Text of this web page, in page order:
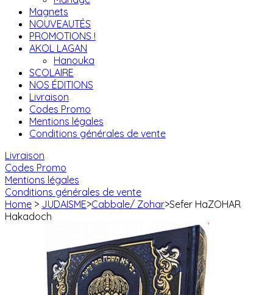
Magnets
NOUVEAUTÉS
PROMOTIONS !
AKOL LAGAN
Hanouka
SCOLAIRE
NOS ÉDITIONS
Livraison
Codes Promo
Mentions légales
Conditions générales de vente
Livraison
Codes Promo
Mentions légales
Conditions générales de vente
Home > JUDAISME>Cabbale/ Zohar>Sefer HaZOHAR
Hakadoch